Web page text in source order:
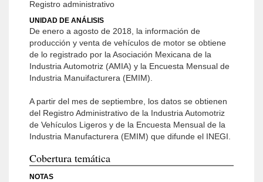
Registro administrativo
UNIDAD DE ANÁLISIS
De enero a agosto de 2018, la información de
producción y venta de vehículos de motor se obtiene
de lo registrado por la Asociación Mexicana de la
Industria Automotriz (AMIA) y la Encuesta Mensual de
Industria Manuifacturera (EMIM).
A partir del mes de septiembre, los datos se obtienen
del Registro Administrativo de la Industria Automotriz
de Vehículos Ligeros y de la Encuesta Mensual de la
Industria Manufacturera (EMIM) que difunde el INEGI.
Cobertura temática
NOTAS